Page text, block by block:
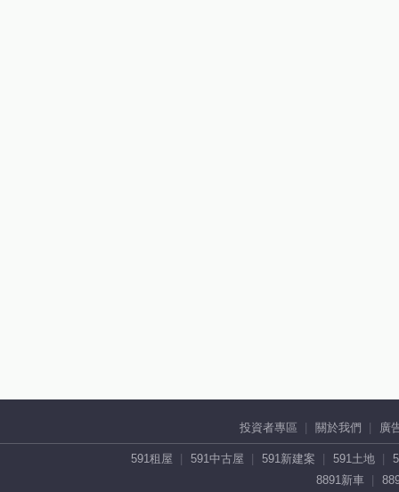
投資者專區 關於我們 廣
591租屋 591中古屋 591新建案 591土地
8891新車